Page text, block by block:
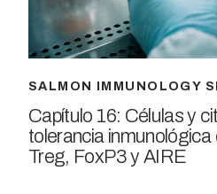
SALMON IMMUNOLOGY
Capítulo 16: Células y
tolerancia
Treg, FoxP3 y AIRE